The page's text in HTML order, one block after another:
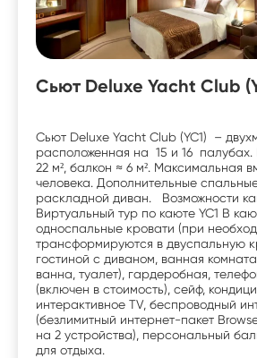
Сьют Deluxe Yacht Club
Сьют Deluxe Yacht Club (YC1) –
расположенная на 15 и 16
22 м², балкон ≈ 6 м². Максимальная
человека. Дополнительные
раскладной диван. Возможности
Виртуальный тур по каюте YC1 В
односпальные кровати (при
трансформируются в двуспальную
гостиной с диваном, ванная
ванна, туалет), гардеробная,
(включен в стоимость), сейф,
интерактивное TV, беспроводный
(безлимитный интернет-пакет
на 2 устройства), персональный
для отдыха.